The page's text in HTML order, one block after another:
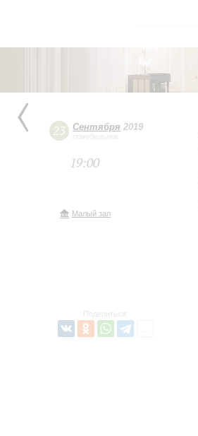
23 Сентября 2019
понедельник
19:00
Малый зал
Поделиться: